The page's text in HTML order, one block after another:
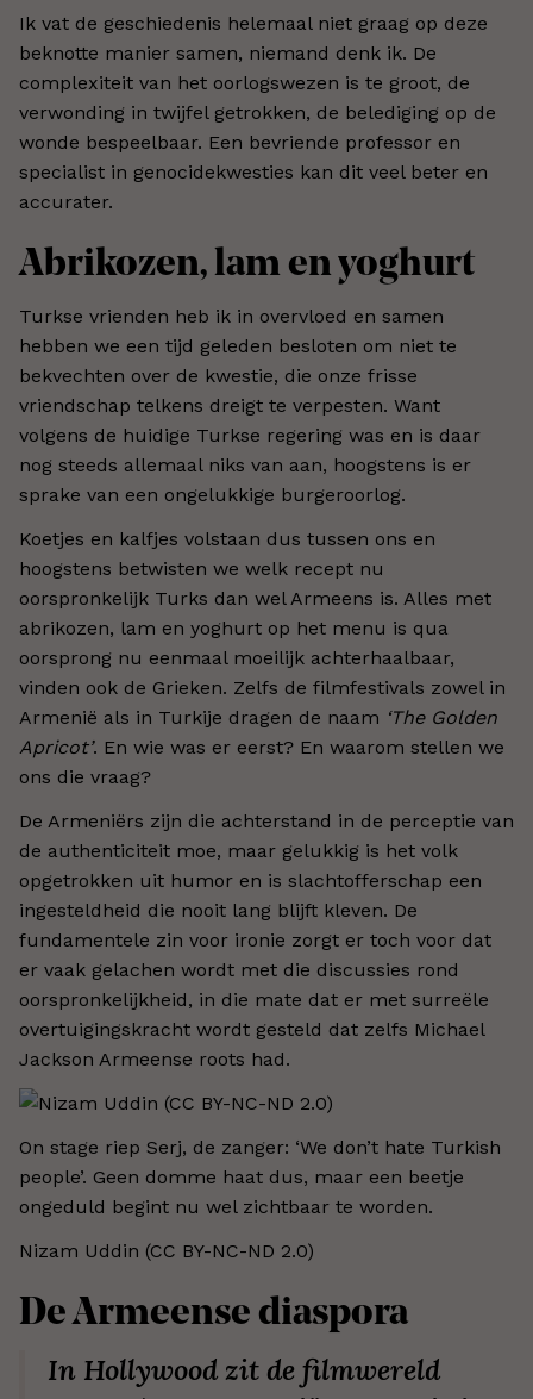
Ik vat de geschiedenis helemaal niet graag op deze
beknotte manier samen, niemand denk ik. De
complexiteit van het oorlogswezen is te groot, de
verwonding in twijfel getrokken, de belediging op de
wonde bespeelbaar. Een bevriende professor en
specialist in genocidekwesties kan dit veel beter en
accurater.
Abrikozen, lam en yoghurt
Turkse vrienden heb ik in overvloed en samen
hebben we een tijd geleden besloten om niet te
bekvechten over de kwestie, die onze frisse
vriendschap telkens dreigt te verpesten. Want
volgens de huidige Turkse regering was en is daar
nog steeds allemaal niks van aan, hoogstens is er
sprake van een ongelukkige burgeroorlog.
Koetjes en kalfjes volstaan dus tussen ons en
hoogstens betwisten we welk recept nu
oorspronkelijk Turks dan wel Armeens is. Alles met
abrikozen, lam en yoghurt op het menu is qua
oorsprong nu eenmaal moeilijk achterhaalbaar,
vinden ook de Grieken. Zelfs de filmfestivals zowel in
Armenië als in Turkije dragen de naam ‘The Golden
Apricot’. En wie was er eerst? En waarom stellen we
ons die vraag?
De Armeniërs zijn die achterstand in de perceptie van
de authenticiteit moe, maar gelukkig is het volk
opgetrokken uit humor en is slachtofferschap een
ingesteldheid die nooit lang blijft kleven. De
fundamentele zin voor ironie zorgt er toch voor dat
er vaak gelachen wordt met die discussies rond
oorspronkelijkheid, in die mate dat er met surreële
overtuigingskracht wordt gesteld dat zelfs Michael
Jackson Armeense roots had.
On stage riep Serj, de zanger: ‘We don’t hate Turkish
people’. Geen domme haat dus, maar een beetje
ongeduld begint nu wel zichtbaar te worden.
Nizam Uddin (CC BY-NC-ND 2.0)
De Armeense diaspora
In Hollywood zit de filmwereld